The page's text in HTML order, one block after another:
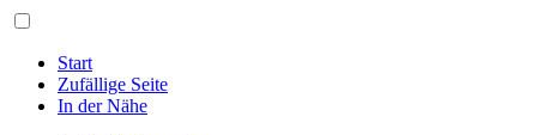
Start
Zufällige Seite
In der Nähe